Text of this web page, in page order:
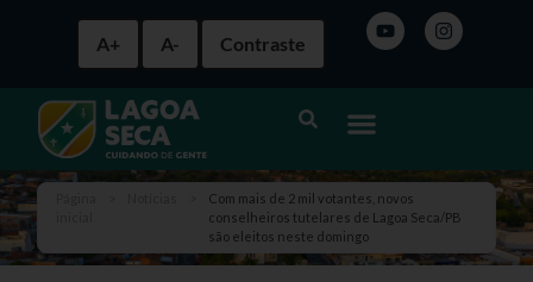
A+ A- Contraste
Com mais de 2 mil votantes, novos
conselheiros tutelares de Lagoa Seca/PB
são eleitos neste domingo